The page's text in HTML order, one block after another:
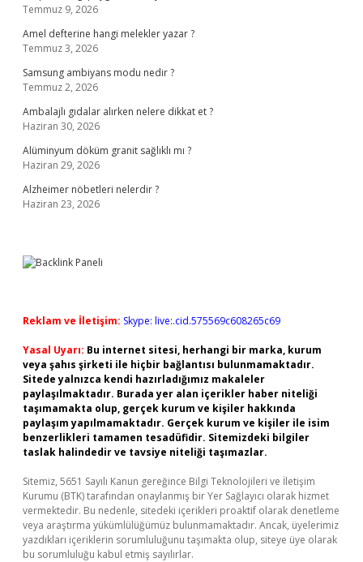
Temmuz 9, 2026
Amel defterine hangi melekler yazar ?
Temmuz 3, 2026
Samsung ambiyans modu nedir ?
Temmuz 2, 2026
Ambalajlı gıdalar alırken nelere dikkat et ?
Haziran 30, 2026
Alüminyum döküm granit sağlıklı mı ?
Haziran 29, 2026
Alzheimer nöbetleri nelerdir ?
Haziran 23, 2026
Reklam ve İletişim: Skype: live:.cid.575569c608265c69
Yasal Uyarı: Bu internet sitesi, herhangi bir marka, kurum
veya şahıs şirketi ile hiçbir bağlantısı bulunmamaktadır.
Sitede yalnızca kendi hazırladığımız makaleler
paylaşılmaktadır. Burada yer alan içerikler haber niteliği
taşımamakta olup, gerçek kurum ve kişiler hakkında
paylaşım yapılmamaktadır. Gerçek kurum ve kişiler ile isim
benzerlikleri tamamen tesadüfidir. Sitemizdeki bilgiler
taslak halindedir ve tavsiye niteliği taşımazlar.
Sitemiz, 5651 Sayılı Kanun gereğince Bilgi Teknolojileri ve İletişim
Kurumu (BTK) tarafından onaylanmış bir Yer Sağlayıcı olarak hizmet
vermektedir. Bu nedenle, sitedeki içerikleri proaktif olarak denetleme
veya araştırma yükümlülüğümüz bulunmamaktadır. Ancak, üyelerimiz
yazdıkları içeriklerin sorumluluğunu taşımakta olup, siteye üye olarak
bu sorumluluğu kabul etmiş sayılırlar.